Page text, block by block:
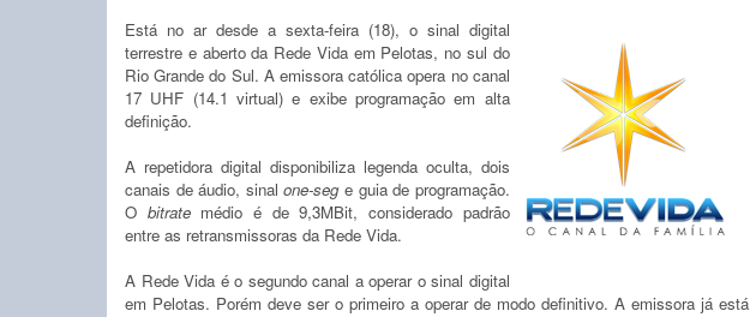
Está no ar desde a sexta-feira (18), o sinal digital
terrestre e aberto da Rede Vida em Pelotas, no sul do
Rio Grande do Sul. A emissora católica opera no canal
17 UHF (14.1 virtual) e exibe programação em alta
definição.
A repetidora digital disponibiliza legenda oculta, dois
canais de áudio, sinalone-sege guia de programação.
O bitratemédio é de 9,3MBit, considerado padrão
entre as retransmissoras da Rede Vida.
A Rede Vida é o segundo canal a operar o sinal digital
em Pelotas. Porém deve ser o primeiro a operar de modo definitivo. A emissora já está